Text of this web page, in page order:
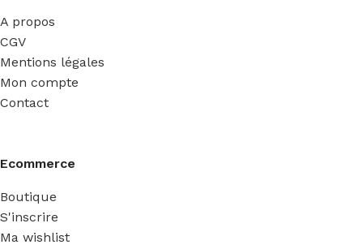
A propos
CGV
Mentions légales
Mon compte
Contact
Ecommerce
Boutique
S'inscrire
Ma wishlist